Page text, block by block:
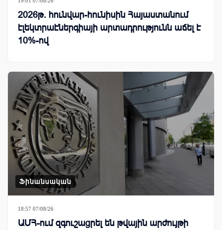
2026թ. հունվար-հունիսին Հայաստանում
էլեկտրաէներգիայի արտադրությունն աճել է
10%-ով
Ֆինանսական
18:57 07/08/26
ԱՄՀ-ում զգուշացրել են թվային արժույթի